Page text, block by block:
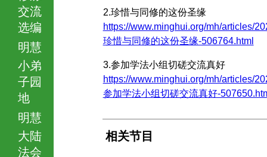
交流
选编
明慧
小弟
子园
地
明慧
大陆
法会
2.珍惜与同修的这份圣缘
https://www.minghui.org/mh/articles/
珍惜与同修的这份圣缘-506764.html
3.参加学法小组切磋交流真好
https://www.minghui.org/mh/articles/
参加学法小组切磋交流真好-
相关节目